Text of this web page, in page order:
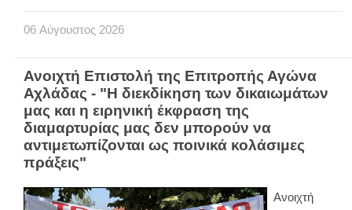
06 Αύγουστος 2026
Ανοιχτή Επιστολή της Επιτροπής Αγώνα
Αχλάδας - "Η διεκδίκηση των δικαιωμάτων
μας και η ειρηνική έκφραση της
διαμαρτυρίας μας δεν μπορούν να
αντιμετωπίζονται ως ποινικά κολάσιμες
πράξεις"
Ανοιχτή